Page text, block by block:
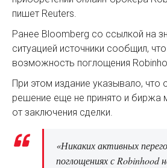
пишет Reuters.
Ранее Bloomberg со ссылкой на
ситуацией источники сообщил,
возможность поглощения
При этом издание указывало, что
решение еще не принято и биржа
от заключения сделки.
«Никаких активных
поглощениях с Robinhood